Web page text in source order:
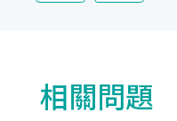
相關問題